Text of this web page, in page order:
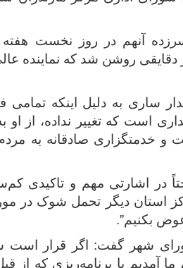
آنهم در روز نخست هفته
دقایقی روشن شد که نماینده
ساری به دلیل اینکه تمامی
است که تغییر نداده، از
و خدمتگزاری صادقانه به
در اشارتی مهم و تاکیدی
استان دیگر تحمل شوک در
بکنیم”.
شهر گفت: اگر قرار است
ما آمدیم با برنامه‌ریزی که